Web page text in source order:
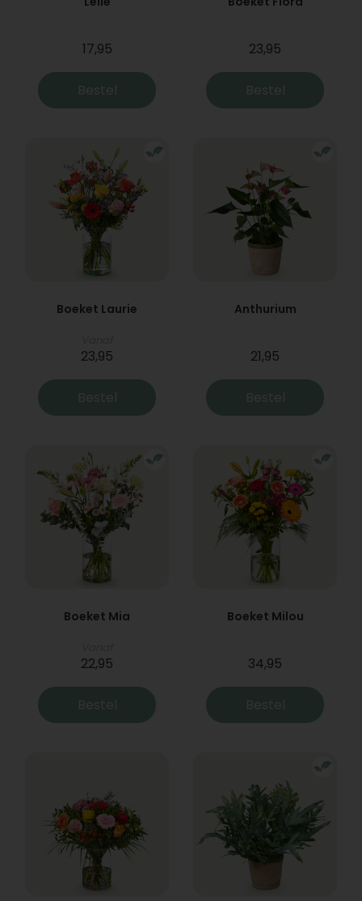
17,95
Bestel
23,95
Bestel
Boeket Laurie
23,95
Bestel
Anthurium
21,95
Bestel
Boeket Mia
22,95
Bestel
Boeket Milou
34,95
Bestel